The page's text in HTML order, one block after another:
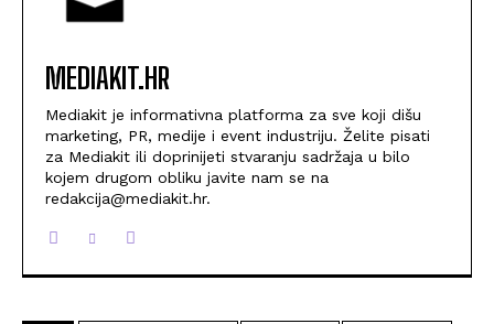
MEDIAKIT.HR
Mediakit je informativna platforma za sve koji dišu
marketing, PR, medije i event industriju. Želite pisati
za Mediakit ili doprinijeti stvaranju sadržaja u bilo
kojem drugom obliku javite nam se na
redakcija@mediakit.hr.